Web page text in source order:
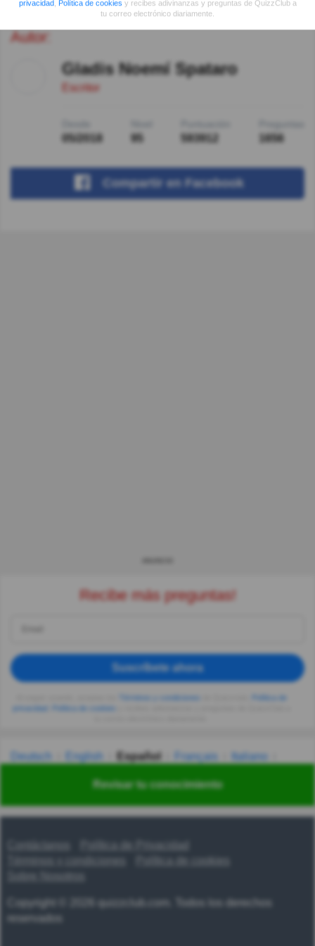
Revisar tu conocimiento
Autor:
Gladis Noemí Spataro
Escritor
05/2018 95 593912 1656
Compartir en Facebook
Recibe más preguntas!
Suscríbete ahora
privacidad
Deutsch English Español Français
Italiano
Українська हिन्दी 한국어 汉语
Contáctanos
Política de Privacidad
Términos y condiciones
Copyright © 2026 quizzclub.com. Todos los derechos
reservados
privacidad
Política de cookies y recibes adivinanzas y preguntas de QuizzClub a
tu correo electrónico diariamente.